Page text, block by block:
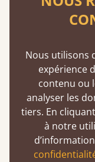
mangues en
partenaire
jacquier pour
seulement
constituent
de revenus
donc un rôle
moyens de
Nous utilisons
expérience
contenu ou
analyser les
tiers. En
à notre